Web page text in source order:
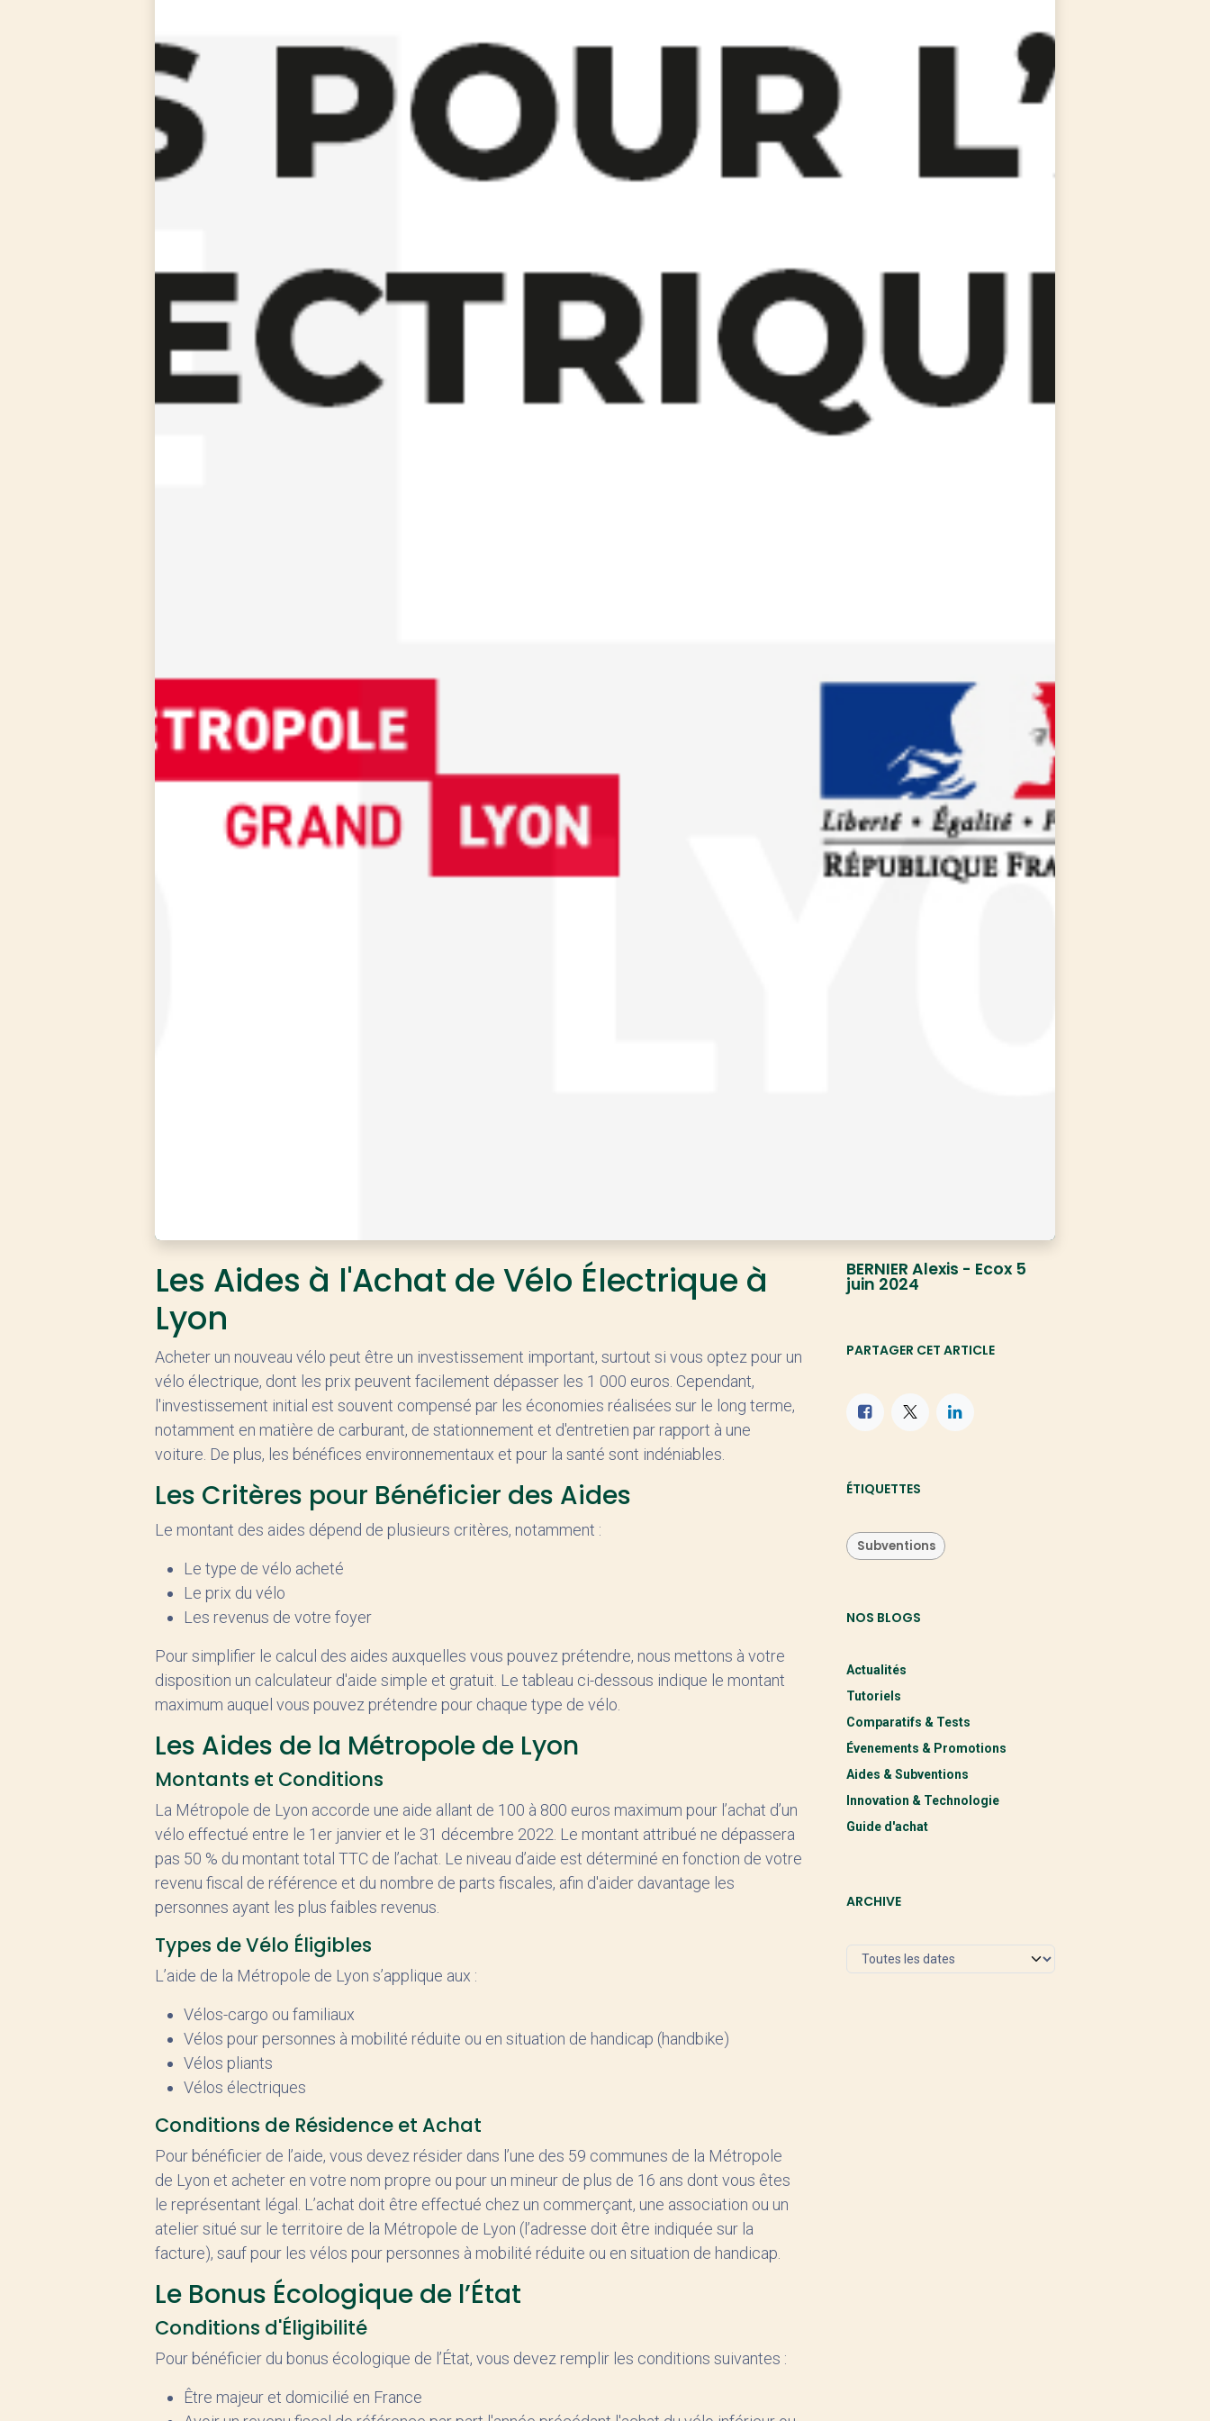
Les Aides à l'Achat de Vélo Électrique à
Lyon
Acheter un nouveau vélo peut être un investissement important, surtout si vous optez pour un
vélo électrique, dont les prix peuvent facilement dépasser les 1 000 euros. Cependant,
l'investissement initial est souvent compensé par les économies réalisées sur le long terme,
notamment en matière de carburant, de stationnement et d'entretien par rapport à une
voiture. De plus, les bénéfices environnementaux et pour la santé sont indéniables.
Les Critères pour Bénéficier des Aides
Le montant des aides dépend de plusieurs critères, notamment :
Le type de vélo acheté
Le prix du vélo
Les revenus de votre foyer
Pour simplifier le calcul des aides auxquelles vous pouvez prétendre, nous mettons à votre
disposition un calculateur d'aide simple et gratuit. Le tableau ci-dessous indique le montant
maximum auquel vous pouvez prétendre pour chaque type de vélo.
Les Aides de la Métropole de Lyon
Montants et Conditions
La Métropole de Lyon accorde une aide allant de 100 à 800 euros maximum pour l’achat d’un
vélo effectué entre le 1er janvier et le 31 décembre 2022. Le montant attribué ne dépassera
pas 50 % du montant total TTC de l’achat. Le niveau d’aide est déterminé en fonction de votre
revenu fiscal de référence et du nombre de parts fiscales, afin d'aider davantage les
personnes ayant les plus faibles revenus.
Types de Vélo Éligibles
L’aide de la Métropole de Lyon s’applique aux :
Vélos-cargo ou familiaux
Vélos pour personnes à mobilité réduite ou en situation de handicap (handbike)
Vélos pliants
Vélos électriques
Conditions de Résidence et Achat
Pour bénéficier de l’aide, vous devez résider dans l’une des 59 communes de la Métropole
de Lyon et acheter en votre nom propre ou pour un mineur de plus de 16 ans dont vous êtes
le représentant légal. L’achat doit être effectué chez un commerçant, une association ou un
atelier situé sur le territoire de la Métropole de Lyon (l’adresse doit être indiquée sur la
facture), sauf pour les vélos pour personnes à mobilité réduite ou en situation de handicap.
Le Bonus Écologique de l’État
Conditions d'Éligibilité
Pour bénéficier du bonus écologique de l’État, vous devez remplir les conditions suivantes :
Être majeur et domicilié en France
BERNIER Alexis - Ecox 5
juin 2024
PARTAGER CET ARTICLE
ÉTIQUETTES
Subventions
NOS BLOGS
Actualités
Tutoriels
Comparatifs & Tests
Évenements & Promotions
Aides & Subventions
Innovation & Technologie
Guide d'achat
ARCHIVE